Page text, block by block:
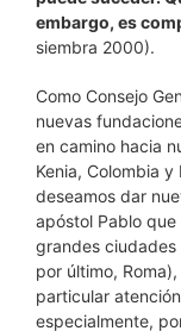
embargo, es
siembra 2000).
Como Consejo
nuevas
en camino hacia
Kenia, Colombia
deseamos dar
apóstol Pablo
grandes ciudades
por último,
particular
especialmente,